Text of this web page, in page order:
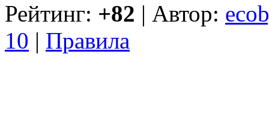
Рейтинг: +82 | Автор:
10 | Правила